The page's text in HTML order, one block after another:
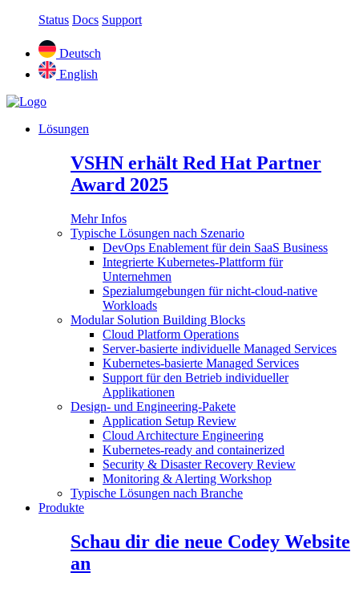
Status Docs Support
Deutsch
English
Lösungen
VSHN erhält Red Hat Partner
Award 2025
Mehr Infos
Typische Lösungen nach Szenario
DevOps Enablement für dein SaaS Business
Integrierte Kubernetes-Plattform für
Unternehmen
Spezialumgebungen für nicht-cloud-native
Workloads
Modular Solution Building Blocks
Cloud Platform Operations
Server-basierte individuelle Managed Services
Kubernetes-basierte Managed Services
Support für den Betrieb individueller
Applikationen
Design- und Engineering-Pakete
Application Setup Review
Cloud Architecture Engineering
Kubernetes-ready and containerized
Security & Disaster Recovery Review
Monitoring & Alerting Workshop
Typische Lösungen nach Branche
Produkte
Schau dir die neue Codey Website
an